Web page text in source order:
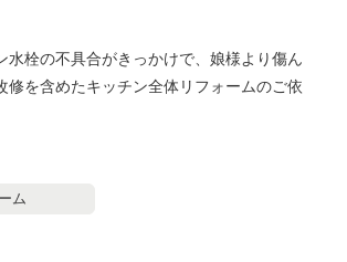
水栓の不具合がきっかけで、娘様より傷ん
修を含めたキッチン全体リフォームのご依
ム